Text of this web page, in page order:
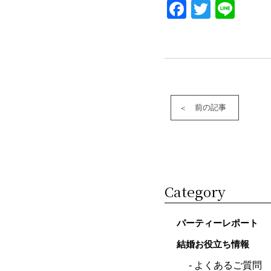
Facebook
Twitter
前の記事
Category
パーティーレポート
結婚お役立ち情報
よくあるご質問